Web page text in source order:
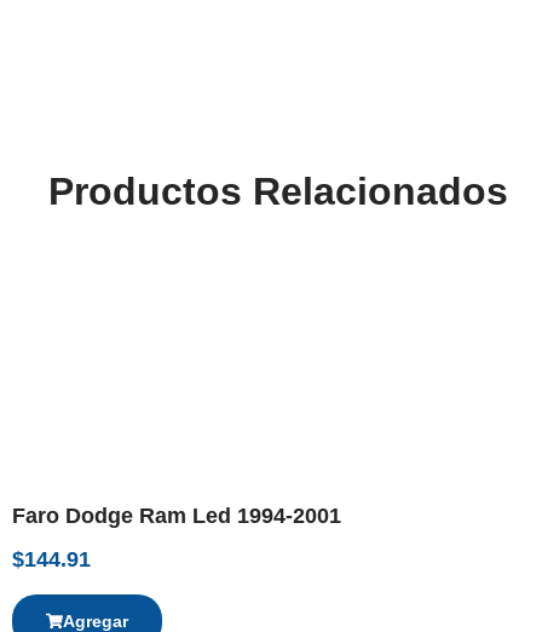
Productos Relacionados
Faro Dodge Ram Led 1994-2001
$144.91
Agregar